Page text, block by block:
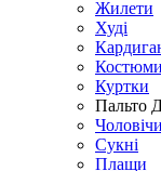
Жилети
Худі
Костюми
Куртки
Пальто
Сукні
Плащи